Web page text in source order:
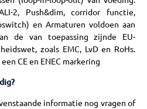
2, Push&dim, corridor functie,
en Armaturen voldoen aan
de van toepassing zijnde EU-
zoals EMC, LvD en RoHs.
CE en ENEC markering
informatie nog vragen of